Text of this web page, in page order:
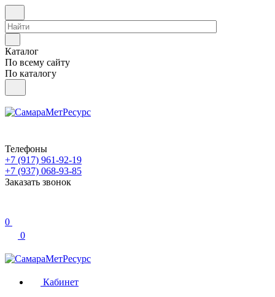
Каталог
По всему сайту
По каталогу
Телефоны
+7 (917) 961-92-19
+7 (937) 068-93-85
Заказать звонок
0
0
Кабинет